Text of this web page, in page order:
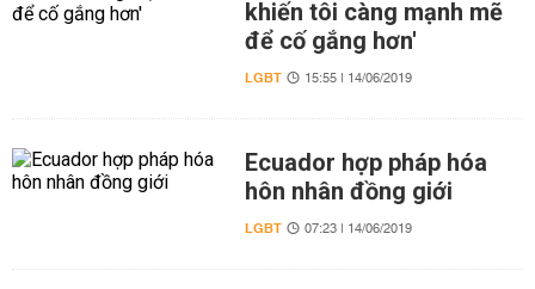
khiến tôi càng mạnh mẽ
để cố gắng hơn'
LGBT 15:55 | 14/06/2019
Ecuador hợp pháp hóa
hôn nhân đồng giới
LGBT 07:23 | 14/06/2019